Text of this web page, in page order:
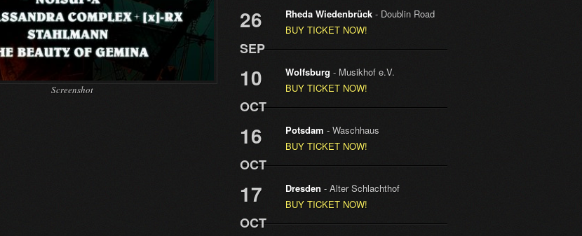
Screenshot
26
SEP
Rheda Wiedenbrück - Doublin Road
BUY TICKET NOW!
10
OCT
Wolfsburg - Musikhof e.V.
BUY TICKET NOW!
16
OCT
Potsdam - Waschhaus
BUY TICKET NOW!
17
OCT
Dresden - Alter Schlachthof
BUY TICKET NOW!